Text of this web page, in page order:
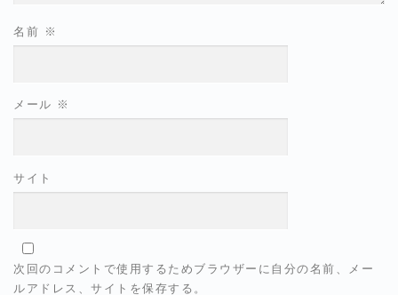
名前 ※
メール ※
サイト
次回のコメントで使用するためブラウザーに自分の名前、メー
ルアドレス、サイトを保存する。